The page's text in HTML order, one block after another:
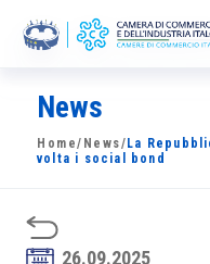
La Camera
News
Sviluppo Mercato
News
Home/ News/ La
volta i social bond
26.09.2025